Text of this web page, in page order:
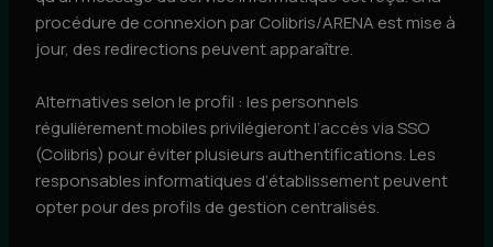
procédure de connexion par Colibris/ARENA est mise à
jour, des redirections peuvent apparaître.
Alternatives selon le profil : les personnels
régulièrement mobiles privilégieront l’accès via SSO
(Colibris) pour éviter plusieurs authentifications. Les
responsables informatiques d’établissement peuvent
opter pour des profils de gestion centralisés.